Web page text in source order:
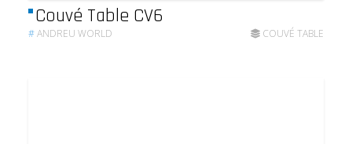
Couvé Table CV6
#ANDREU WORLD COUVÉ TABLE